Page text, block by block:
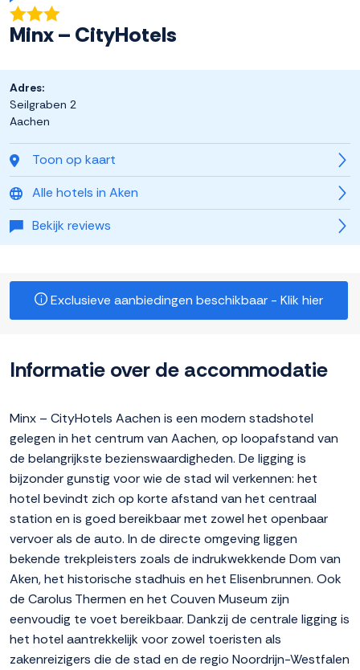
Minx – CityHotels
Toon op kaart
Alle hotels in Aken
Bekijk reviews
Adres:
Seilgraben 2
Aachen
Exclusieve aanbiedingen beschikbaar - Klik hier
Informatie over de accommodatie
Minx – CityHotels Aachen is een modern stadshotel
gelegen in het centrum van Aachen, op loopafstand van
de belangrijkste bezienswaardigheden. De ligging is
bijzonder gunstig voor wie de stad wil verkennen: het
hotel bevindt zich op korte afstand van het centraal
station en is goed bereikbaar met zowel het openbaar
vervoer als de auto. In de directe omgeving liggen
bekende trekpleisters zoals de indrukwekkende Dom van
Aken, het historische stadhuis en het Elisenbrunnen. Ook
de Carolus Thermen en het Couven Museum zijn
eenvoudig te voet bereikbaar. Dankzij de centrale ligging is
het hotel aantrekkelijk voor zowel toeristen als
zakenreizigers die de stad en de regio Noordrijn-Westfalen